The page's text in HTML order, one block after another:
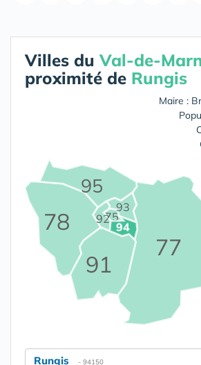
Villes duVal-de-
proximité de Rungis
Maire :
75
77
78
91
92
93
94
95
Rungis - 94150